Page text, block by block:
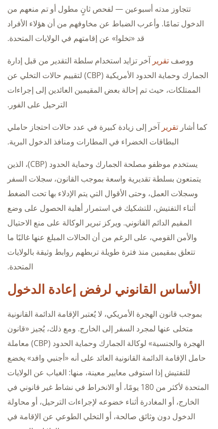
تتجاوز مدته أسبوعين — لفحص ثانٍ مطول أو تم منعهم من
الدخول تمامًا. وأعرب الضباط عن مخاوفهم من أن هؤلاء الأفراد
قد «تخلوا» عن إقامتهم في الولايات المتحدة.
ووصف تقرير آخر تزايد استخدام سلطة التقدير من قبل إدارة
الجمارك وحماية الحدود الأمريكية (CBP) لتقييم حالات التخلي عن
الممتلكات، حيث تم إحالة بعض المقيمين العائدين إلى إجراءات
الترحيل على الفور.
كما أشار تقرير آخر إلى زيادة كبيرة في عدد حالات احتجاز حاملي
البطاقات الخضراء في المطارات ومنافذ الدخول البرية.
يستخدم موظفو مصلحة الجمارك وحماية الحدود (CBP)، الذين
يتمتعون بسلطة تقديرية واسعة بموجب القانون، سجلات السفر
وسجلات العمل، وحتى الأقوال التي يتم الإدلاء بها تحت الضغط
أثناء التفتيش، للتشكيك في استمرار أهلية الحصول على وضع
المقيم الدائم القانوني. ويركز تبرير الوكالة على منع الاحتيال
والأمن القومي، على الرغم من أن الحالات المبلغ عنها غالبًا ما
تتعلق بمقيمين منذ فترة طويلة تربطهم روابط وثيقة بالولايات
المتحدة.
الأساس القانوني لرفض إعادة الدخول
بموجب قانون الهجرة الأمريكي، لا يُعتبر الإقامة الدائمة القانونية
متخلى عنها لمجرد السفر إلى الخارج. ومع ذلك، يُجيز «قانون
الهجرة والجنسية» لوكالة الجمارك وحماية الحدود (CBP) معاملة
حامل الإقامة الدائمة القانونية العائد على أنه «أجنبي وافد» يخضع
للتفتيش إذا استوفى معايير معينة، منها: الغياب عن الولايات
المتحدة لأكثر من 180 يومًا، أو الانخراط في نشاط غير قانوني في
الخارج، أو المغادرة أثناء خضوعه لإجراءات الترحيل، أو محاولة
الدخول دون وثائق صالحة، أو التخلي الطوعي عن الإقامة في